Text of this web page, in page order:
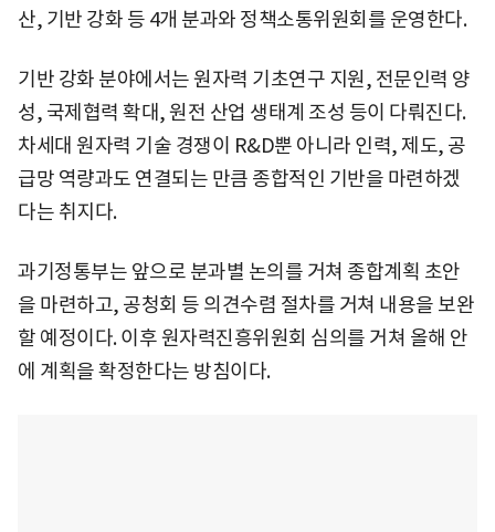
산, 기반 강화 등 4개 분과와 정책소통위원회를 운영한다.
기반 강화 분야에서는 원자력 기초연구 지원, 전문인력 양
성, 국제협력 확대, 원전 산업 생태계 조성 등이 다뤄진다.
차세대 원자력 기술 경쟁이 R&D뿐 아니라 인력, 제도, 공
급망 역량과도 연결되는 만큼 종합적인 기반을 마련하겠
다는 취지다.
과기정통부는 앞으로 분과별 논의를 거쳐 종합계획 초안
을 마련하고, 공청회 등 의견수렴 절차를 거쳐 내용을 보완
할 예정이다. 이후 원자력진흥위원회 심의를 거쳐 올해 안
에 계획을 확정한다는 방침이다.